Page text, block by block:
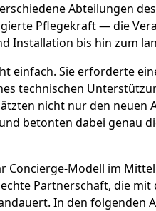
Abteilungen
Pflegekraft — die
Installation bis hin zum
einfach. Sie erforderte
technischen
nicht nur den
betonten dabei genau
Concierge-Modell im
Partnerschaft, die
In den